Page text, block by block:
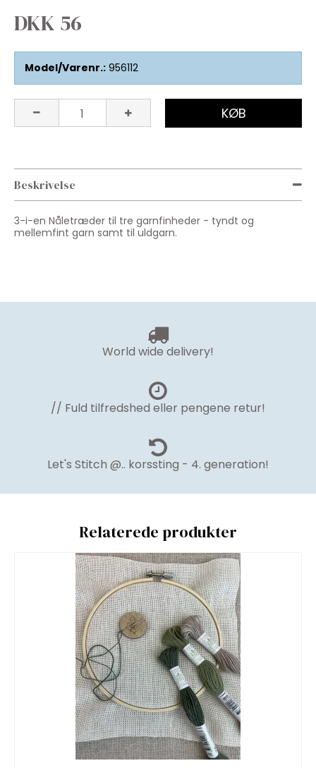
DKK 56
Model/Varenr.: 956112
KØB
Beskrivelse
3-i-en Nåletræder til tre garnfinheder - tyndt og
mellemfint garn samt til uldgarn.
World wide delivery!
// Fuld tilfredshed eller pengene retur!
Let's Stitch @.. korssting - 4. generation!
Relaterede produkter